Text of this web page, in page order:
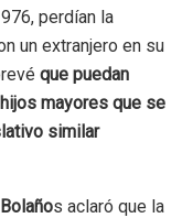
perdían la
un extranjero en su
que puedan
mayores que se
similar
s aclaró que la